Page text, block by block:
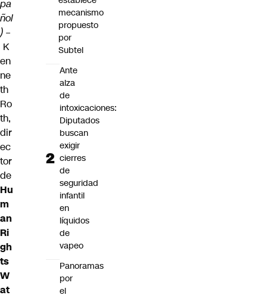
pa
ñol
) –
K
en
ne
th
Ro
th,
dir
ec
tor
de
Hu
m
an
Ri
gh
ts
W
at
mecanismo
propuesto
por
Subtel
Ante
alza
de
intoxicaciones:
Diputados
buscan
exigir
cierres
de
seguridad
infantil
en
líquidos
de
vapeo
Panoramas
por
el